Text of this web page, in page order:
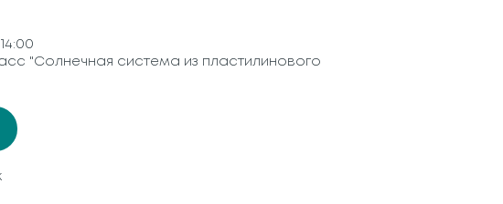
"Солнечная система из пластилинового